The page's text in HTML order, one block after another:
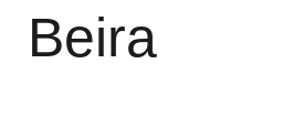
Beira